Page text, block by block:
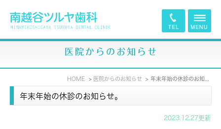
医院からのお知らせ
HOME 医院からのお知らせ
年末年始の休診のお知らせ。
2023.12.27更新